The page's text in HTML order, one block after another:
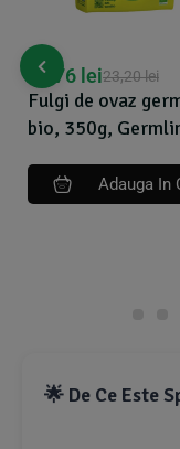
Fulgi de ovaz
bio, 350g,
23,20lei
20,76 lei
Adauga In
🌟 De Ce Este